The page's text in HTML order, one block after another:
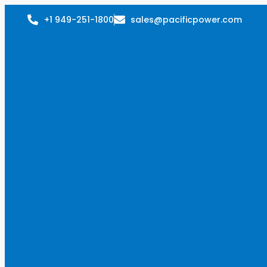
+1 949-251-1800 sales@pacificpower.com